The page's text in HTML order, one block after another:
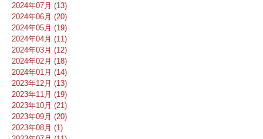
2024年07月 (13)
2024年06月 (20)
2024年05月 (19)
2024年04月 (11)
2024年03月 (12)
2024年02月 (18)
2024年01月 (14)
2023年12月 (13)
2023年11月 (19)
2023年10月 (21)
2023年09月 (20)
2023年08月 (1)